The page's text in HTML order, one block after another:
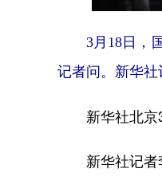
3月18日，国
记者问。新华
新华社北京3
新华社记者